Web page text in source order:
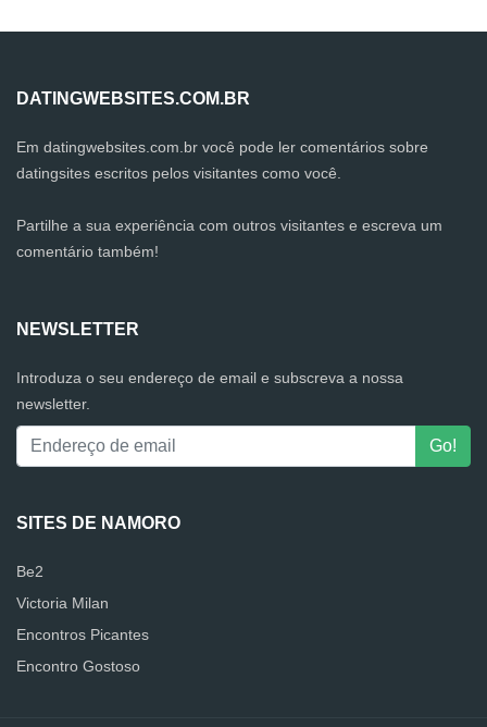
DATINGWEBSITES.COM.BR
Em datingwebsites.com.br você pode ler comentários sobre
datingsites escritos pelos visitantes como você.
Partilhe a sua experiência com outros visitantes e escreva um
comentário também!
NEWSLETTER
Introduza o seu endereço de email e subscreva a nossa
newsletter.
SITES DE NAMORO
Be2
Victoria Milan
Encontros Picantes
Encontro Gostoso